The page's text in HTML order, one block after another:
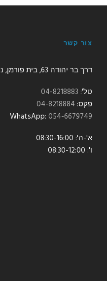
צור קשר
דרך בר יהודה 63, בית פורמן, נשר
טל': 04-8218883
פקס: 04-8218884
054-6679749
:WhatsApp
א'-ה': 08:30-16:00
ו': 08:30-12:00